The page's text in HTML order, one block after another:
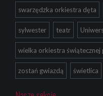
swarzędzka orkiestra dęta
sylwester teatr
wielka orkiestra świątecznej
zostań gwiazdą świetlica